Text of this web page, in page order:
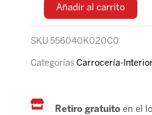
Añadir al carrito
SKU 556040K020C0
Categorías Carrocería-Interior
Retiro gratuito en el